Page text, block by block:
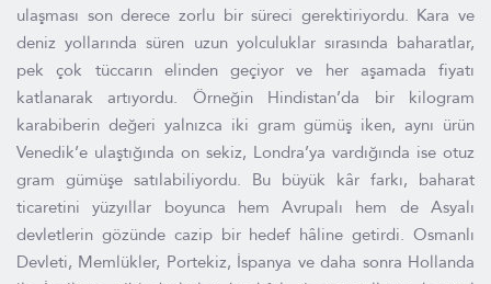
ulaşması son derece zorlu bir süreci gerektiriyordu. Kara ve
deniz yollarında süren uzun yolculuklar sırasında baharatlar,
pek çok tüccarın elinden geçiyor ve her aşamada fiyatı
katlanarak artıyordu. Örneğin Hindistan’da bir kilogram
karabiberin değeri yalnızca iki gram gümüş iken, aynı ürün
Venedik’e ulaştığında on sekiz, Londra’ya vardığında ise otuz
gram gümüşe satılabiliyordu. Bu büyük kâr farkı, baharat
ticaretini yüzyıllar boyunca hem Avrupalı hem de Asyalı
devletlerin gözünde cazip bir hedef hâline getirdi. Osmanlı
Devleti, Memlükler, Portekiz, İspanya ve daha sonra Hollanda